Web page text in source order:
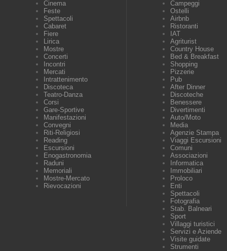
Cinema
Feste
Spettacoli
Cabaret
Fiere
Lirica
Mostre
Concerti
Incontri
Mercati
Intrattenimento
Discoteca
Teatro-Danza
Corsi
Gare-Sportive
Manifestazioni
Convegni
Riti-Religiosi
Reading
Escursioni
Enogastronomia
Raduni
Memoriali
Mostre-Mercato
Rievocazioni
Campeggi
Ostelli
Airbnb
Ristoranti
IAT
Agriturist
Country House
Bed & Breakfast
Shopping
Pizzerie
Pub
After Dinner
Discoteche
Benessere
Divertimenti
Auto/Moto
Media
Agenzie Stampa
Viaggi Escursioni
Comuni
Associazioni
Informatica
Immobiliari
Proloco
Enti
Spettacoli
Fotografia
Stab. Balneari
Sport
Villaggi turistici
Servizi e Aziende
Visite guidate
Strumenti